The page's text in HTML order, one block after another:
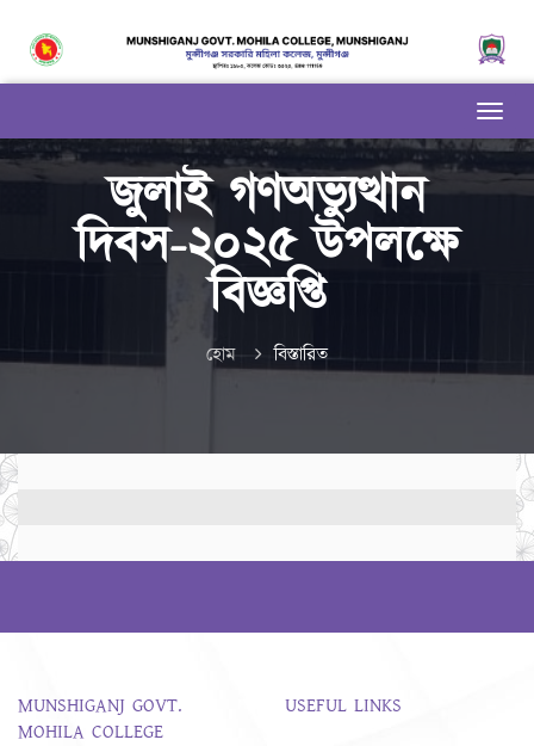
জুলাই গণঅভ্যুত্থান
দিবস-২০২৫ উপলক্ষে
বিজ্ঞপ্তি
হোম বিস্তারিত
MUNSHIGANJ GOVT.
MOHILA COLLEGE
USEFUL LINKS